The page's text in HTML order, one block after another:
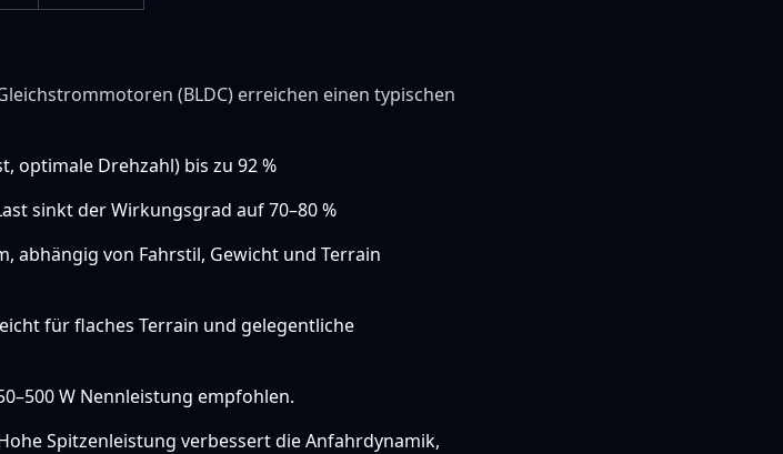
(BLDC) erreichen einen typischen
optimale Drehzahl) bis zu 92 %
sinkt der Wirkungsgrad auf 70–80 %
abhängig von Fahrstil, Gewicht und Terrain
für flaches Terrain und gelegentliche
W Nennleistung empfohlen.
Spitzenleistung verbessert die Anfahrdynamik,